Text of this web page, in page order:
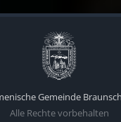
Gemeinde
Alle Rechte vorbehalten